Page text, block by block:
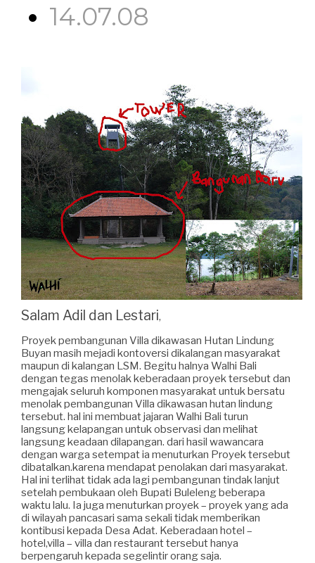
14.07.08
Salam Adil dan Lestari,
Proyek pembangunan Villa dikawasan Hutan Lindung
Buyan masih mejadi kontoversi dikalangan masyarakat
maupun di kalangan LSM. Begitu halnya Walhi Bali
dengan tegas menolak keberadaan proyek tersebut dan
mengajak seluruh komponen masyarakat untuk bersatu
menolak pembangunan Villa dikawasan hutan lindung
tersebut. hal ini membuat jajaran Walhi Bali turun
langsung kelapangan untuk observasi dan melihat
langsung keadaan dilapangan. dari hasil wawancara
dengan warga setempat ia menuturkan Proyek tersebut
dibatalkan.karena mendapat penolakan dari masyarakat.
Hal ini terlihat tidak ada lagi pembangunan tindak lanjut
setelah pembukaan oleh Bupati Buleleng beberapa
waktu lalu. Ia juga menuturkan proyek – proyek yang ada
di wilayah pancasari sama sekali tidak memberikan
kontibusi kepada Desa Adat. Keberadaan hotel –
hotel,villa – villa dan restaurant tersebut hanya
berpengaruh kepada segelintir orang saja.